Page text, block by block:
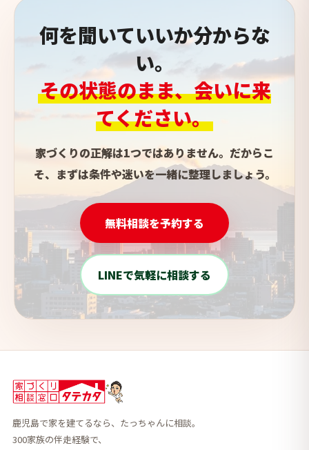
何を聞いていいか分からな
い。
その状態のまま、会いに来
てください。
家づくりの正解は1つではありません。だからこ
そ、まずは条件や迷いを一緒に整理しましょう。
無料相談を予約する
LINEで気軽に相談する
鹿児島で家を建てるなら、たっちゃんに相談。
300家族の伴走経験で、